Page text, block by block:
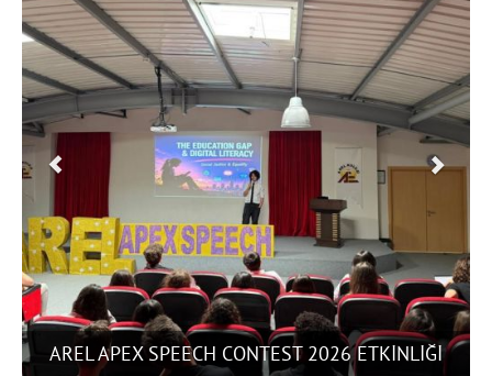
2026 ETKİNLİĞİ
İLKOKUL ÖĞRENCİLERİMİZ
-SONGÜL